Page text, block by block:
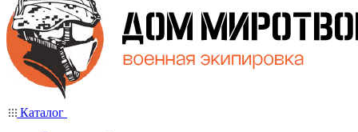
Каталог